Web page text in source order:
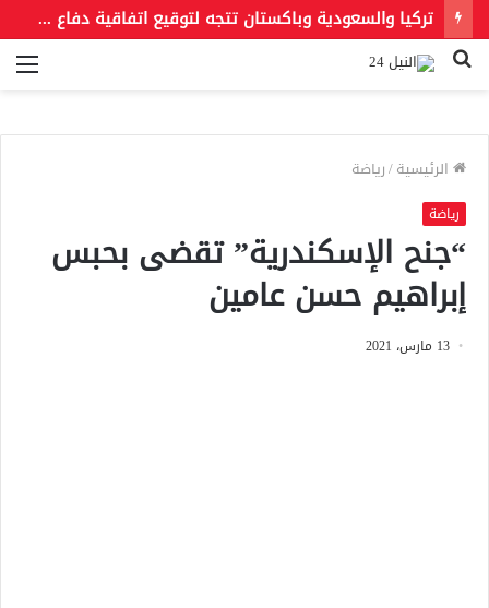
تركيا والسعودية وباكستان تتجه لتوقيع اتفاقية دفاع مشترك اليوم
بحث
الرئيسية/رياضة
رياضة
“جنح الإسكندرية” تقضى بحبس
إبراهيم حسن عامين
13 مارس، 2021